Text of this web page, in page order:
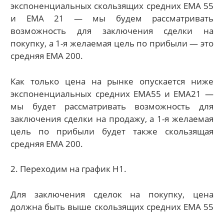
экспоненциальных скользящих средних ЕМА 55
и ЕМА 21 — мы будем рассматривать
возможность для заключения сделки на
покупку, а 1-я желаемая цель по прибыли — это
средняя ЕМА 200.
Как только цена на рынке опускается ниже
экспоненциальных средних ЕМА55 и ЕМА21 —
мы будет рассматривать возможность для
заключения сделки на продажу, а 1-я желаемая
цель по прибыли будет также скользящая
средняя ЕМА 200.
2. Переходим на график Н1.
Для заключения сделок на покупку, цена
должна быть выше скользящих средних ЕМА 55